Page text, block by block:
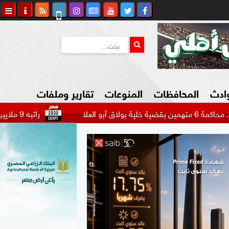
شكاوي المواطن
المحافظات المنوعات
السياحة في مصر
التكنولوجيا
المرأة والأسرة
السيارات
تقارير وملفات
راتبه 9 ملايين دولار.. بيراميدز يتحرك لضم مهاجم الاتحاد السعودي...